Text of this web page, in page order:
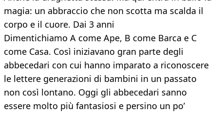
magia: un abbraccio che non scotta ma scalda il
corpo e il cuore. Dai 3 anni
Dimentichiamo A come Ape, B come Barca e C
come Casa. Così iniziavano gran parte degli
abbecedari con cui hanno imparato a riconoscere
le lettere generazioni di bambini in un passato
non così lontano. Oggi gli abbecedari sanno
essere molto più fantasiosi e persino un po’